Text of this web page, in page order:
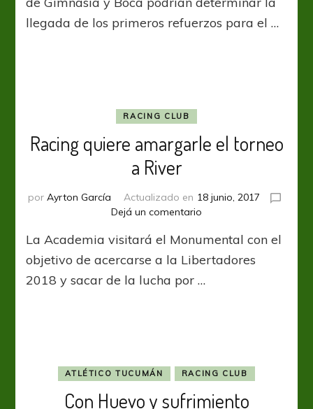
llegada de los primeros refuerzos para el …
RACING CLUB
Racing quiere amargarle el torneo
a River
por Ayrton García Actualizado en 18 junio, 2017
Dejá un comentario
quiere
amargarle
torneo
La Academia visitará el Monumental con el
objetivo de acercarse a la Libertadores
2018 y sacar de la lucha por …
ATLÉTICO TUCUMÁN RACING CLUB
Con Huevo y sufrimiento